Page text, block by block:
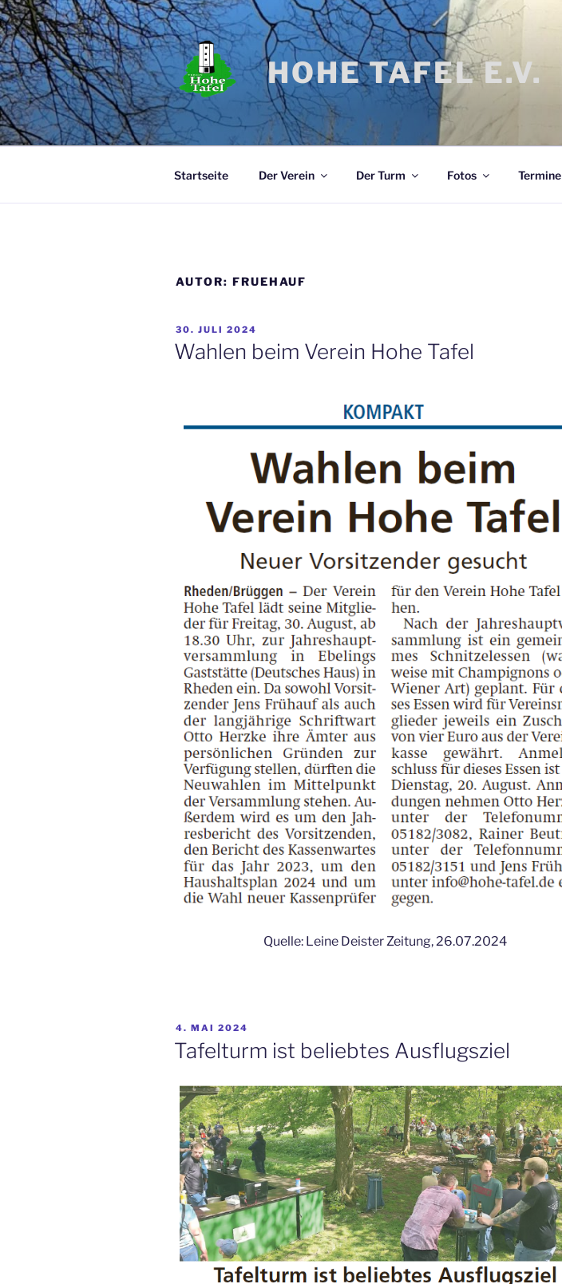
Zum
Inhalt
springen
HOHE TAFEL E.V.
Startseite Der Verein Der Turm Fotos Termine
AUTOR: FRUEHAUF
VERÖFFENTLICHT
AM
30. JULI 2024
Wahlen beim Verein Hohe Tafel
Quelle: Leine Deister Zeitung, 26.07.2024
VERÖFFENTLICHT
AM
4. MAI 2024
Tafelturm ist beliebtes Ausflugsziel